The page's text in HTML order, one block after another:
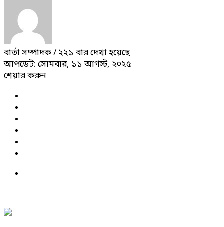
বার্তা সম্পাদক/ ২২১ বার দেখা হয়েছে
আপডেট: সোমবার, ১১ আগস্ট, ২০২৫
শেয়ার করুন